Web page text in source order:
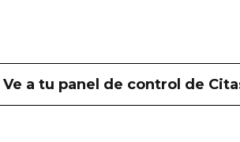
Ve a tu panel de control de